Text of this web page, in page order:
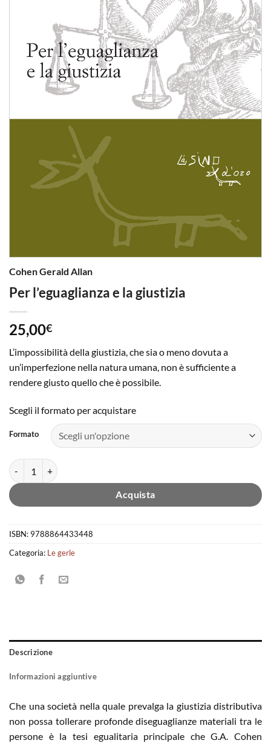
Cohen Gerald Allan
Per l’eguaglianza e la giustizia
25,00€
L’impossibilità della giustizia, che sia o meno dovuta a
un’imperfezione nella natura umana, non è sufficiente a
rendere giusto quello che è possibile.
Scegli il formato per acquistare
Formato
Per l'eguaglianza e la giustizia quantità
Acquista
ISBN: 9788864433448
Categoria: Le gerle
Descrizione
Informazioni aggiuntive
Che una società nella quale prevalga la giustizia distributiva
non possa tollerare profonde diseguaglianze materiali tra le
persone è la tesi egualitaria principale che G.A. Cohen